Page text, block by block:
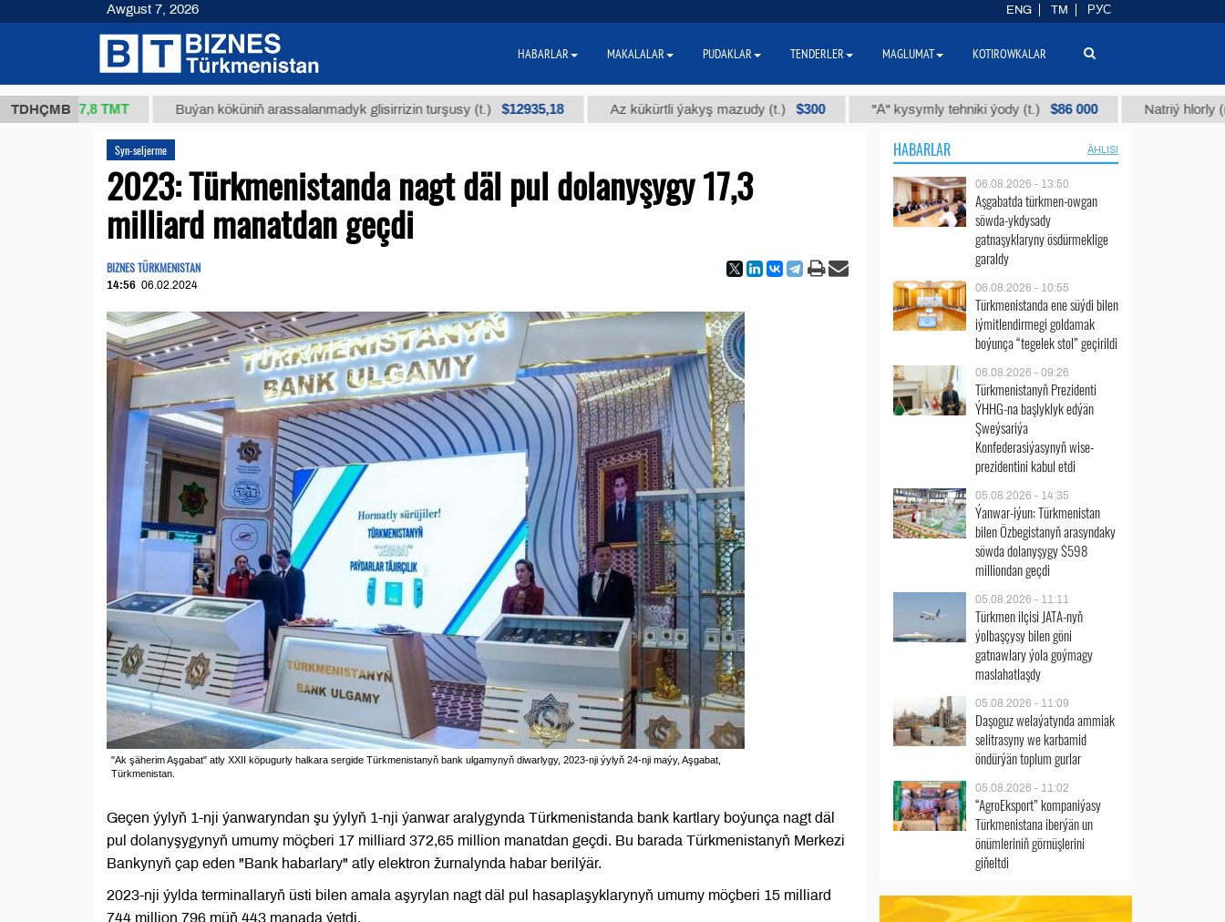
TDHÇMB
37,8 ТМТ Buýan köküniň arassalanmadyk glisirrizin turşusy (t.) $12935,18 Az kükürtli ýakyş mazudy (t.) $300 "А" kysymly tehniki ýody (t.) $86 000 Natriý hlorly (nahar
Syn-seljerme
2023: Türkmenistanda nagt däl pul dolanyşygy 17,3
milliard manatdan geçdi
BIZNES TÜRKMENISTAN
14:56 06.02.2024
"Ak şäherim Aşgabat" atly XXII köpugurly halkara sergide Türkmenistanyň bank ulgamynyň diwarlygy, 2023-nji ýylyň 24-nji maýy, Aşgabat,
Türkmenistan.
Geçen ýylyň 1-nji ýanwaryndan şu ýylyň 1-nji ýanwar aralygynda Türkmenistanda bank kartlary boýunça nagt däl
pul dolanyşygynyň umumy möçberi 17 milliard 372,65 million manatdan geçdi. Bu barada Türkmenistanyň Merkezi
Bankynyň çap eden "Bank habarlary" atly elektron žurnalynda habar berilýär.
2023-nji ýylda terminallaryň üsti bilen amala aşyrylan nagt däl pul hasaplaşyklarynyň umumy möçberi 15 milliard
744 million 796 müň 443 manada ýetdi.
HABARLAR ÄHLISI
06.08.2026 - 13:50
Aşgabatda türkmen-owgan
söwda-ykdysady
gatnaşyklaryny ösdürmeklige
garaldy
06.08.2026 - 10:55
Türkmenistanda ene süýdi bilen
iýmitlendirmegi goldamak
boýunça “tegelek stol” geçirildi
06.08.2026 - 09:26
Türkmenistanyň Prezidenti
ÝHHG-na başlyklyk edýän
Şweýsariýa
Konfederasiýasynyň wise-
prezidentini kabul etdi
05.08.2026 - 14:35
Ýanwar-iýun: Türkmenistan
bilen Özbegistanyň arasyndaky
söwda dolanyşygy $598
milliondan geçdi
05.08.2026 - 11:11
Türkmen ilçisi JATA-nyň
ýolbaşçysy bilen göni
gatnawlary ýola goýmagy
maslahatlaşdy
05.08.2026 - 11:09
Daşoguz welaýatynda ammiak
selitrasyny we karbamid
öndürýän toplum gurlar
05.08.2026 - 11:02
“AgroEksport” kompaniýasy
Türkmenistana iberýän un
önümleriniň görnüşlerini
giňeltdi
Awgust 7, 2026 ENG TM РУС
HABARLAR MAKALALAR PUDAKLAR TENDERLER MAGLUMAT KOTIROWKALAR